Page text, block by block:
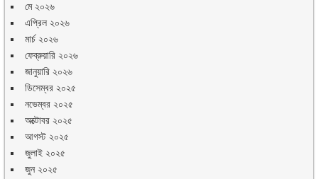
মে ২০২৬
এপ্রিল ২০২৬
মার্চ ২০২৬
ফেব্রুয়ারি ২০২৬
জানুয়ারি ২০২৬
ডিসেম্বর ২০২৫
নভেম্বর ২০২৫
অক্টোবর ২০২৫
আগস্ট ২০২৫
জুলাই ২০২৫
জুন ২০২৫